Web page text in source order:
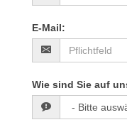
E-Mail:
Wie sind Sie auf